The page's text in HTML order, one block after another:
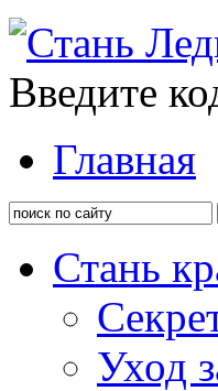
Введите
Главная
Стань
Уход